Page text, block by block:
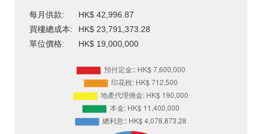
每月供款:
HK$ 42,996.87
買樓總成本:
HK$ 23,791,373.28
單位價格:
HK$ 19,000,000